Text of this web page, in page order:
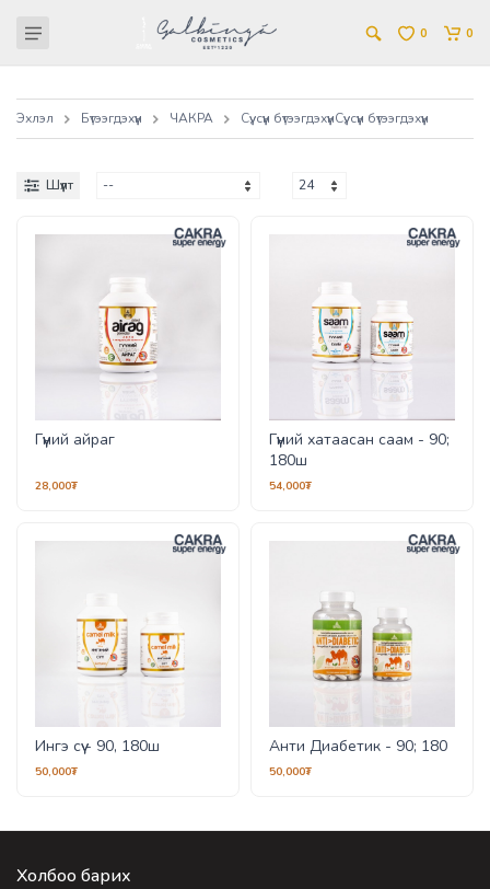
0 0
Эхлэл Бүтээгдэхүүн ЧАКРА Сүү, сүүн бүтээгдэхүүнСүү, сүүн бүтээгдэхүүн
Шүүлт
Гүүний айраг
28,000₮
Гүүний хатаасан саам - 90;
180ш
54,000₮
Ингэ сүү - 90, 180ш
50,000₮
Анти Диабетик - 90; 180
50,000₮
Холбоо барих